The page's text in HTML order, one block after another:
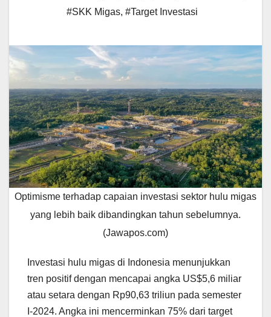
#SKK Migas, #Target Investasi
Optimisme terhadap capaian investasi sektor hulu migas
yang lebih baik dibandingkan tahun sebelumnya.
(Jawapos.com)
Investasi hulu migas di Indonesia menunjukkan
tren positif dengan mencapai angka US$5,6 miliar
atau setara dengan Rp90,63 triliun pada semester
I-2024. Angka ini mencerminkan 75% dari target